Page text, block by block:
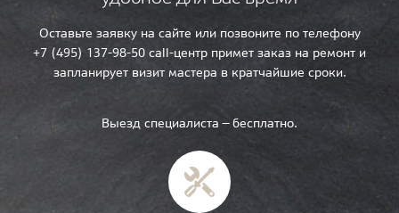
Оставьте заявку на сайте или позвоните по телефону
+7 (495) 137-98-50 call-центр примет заказ на ремонт и
запланирует визит мастера в кратчайшие сроки.
Выезд специалиста — бесплатно.